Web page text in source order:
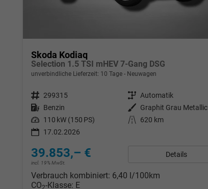
Skoda Kodiaq
Selection 1.5 TSI mHEV 7-Gang DSG
unverbindliche Lieferzeit: 10 Tage Neuwagen
Fahrzeugnr. 299315 Getriebe Automatik
Kraftstoff Benzin Außenfarbe
Graphit Grau Metallic
Leistung 110 kW (150 PS) Kilometerstand
620 km
17.02.2026
39.853,– €
incl. 19% MwSt.
Details
Verbrauch kombiniert: 6,40 l/100km
CO2-Klasse: E